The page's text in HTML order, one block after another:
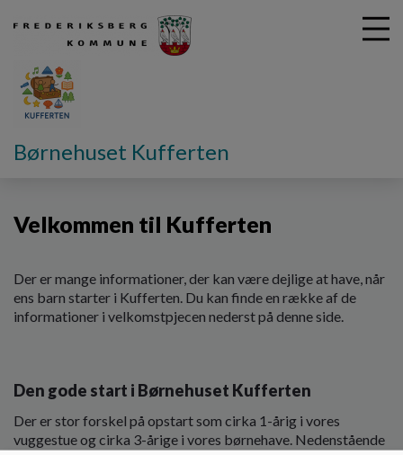
d
Børnehuset Kufferten
Velkommen til Kufferten
Der er mange informationer, der kan være dejlige at have, når
ens barn starter i Kufferten. Du kan finde en række af de
informationer i velkomstpjecen nederst på denne side.
Den gode start i Børnehuset Kufferten
Der er stor forskel på opstart som cirka 1-årig i vores
vuggestue og cirka 3-årige i vores børnehave. Nedenstående